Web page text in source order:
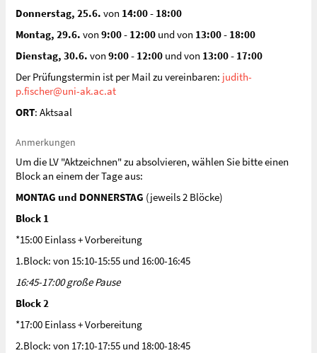
Donnerstag, 25.6. von 14:00 - 18:00
Montag, 29.6. von 9:00 - 12:00 und von 13:00 - 18:00
Dienstag, 30.6. von 9:00 - 12:00 und von 13:00 - 17:00
Der Prüfungstermin ist per Mail zu vereinbaren: judith-
p.fischer@uni-ak.ac.at
ORT: Aktsaal
Anmerkungen
Um die LV "Aktzeichnen" zu absolvieren, wählen Sie bitte einen
Block an einem der Tage aus:
MONTAG und DONNERSTAG (jeweils 2 Blöcke)
Block 1
*15:00 Einlass + Vorbereitung
1.Block: von 15:10-15:55 und 16:00-16:45
16:45-17:00 große Pause
Block 2
*17:00 Einlass + Vorbereitung
2.Block: von 17:10-17:55 und 18:00-18:45